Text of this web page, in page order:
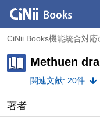
CiNii Books機能統合対
Methuen
関連文献: 20件
著者